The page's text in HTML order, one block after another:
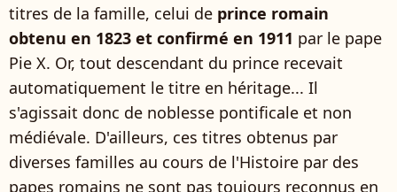
titres de la famille, celui de prince romain
obtenu en 1823 et confirmé en 1911 par le pape
Pie X. Or, tout descendant du prince recevait
automatiquement le titre en héritage... Il
s'agissait donc de noblesse pontificale et non
médiévale. D'ailleurs, ces titres obtenus par
diverses familles au cours de l'Histoire par des
papes romains ne sont pas toujours reconnus en